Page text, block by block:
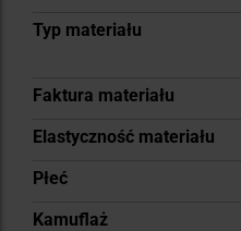
Typ materiału
Faktura materiału
Elastyczność materiału
Płeć
Kamuflaż